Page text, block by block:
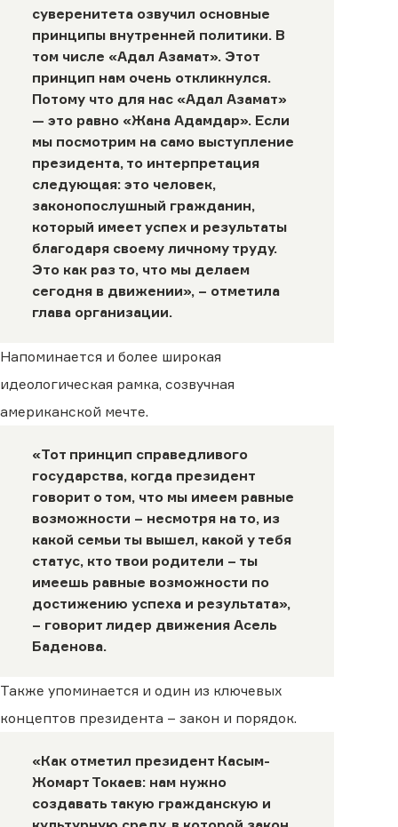
суверенитета озвучил основные
принципы внутренней политики. В
том числе «Адал Азамат». Этот
принцип нам очень откликнулся.
Потому что для нас «Адал Азамат»
— это равно «Жана Адамдар». Если
мы посмотрим на само выступление
президента, то интерпретация
следующая: это человек,
законопослушный гражданин,
который имеет успех и результаты
благодаря своему личному труду.
Это как раз то, что мы делаем
сегодня в движении», – отметила
глава организации.
Напоминается и более широкая
идеологическая рамка, созвучная
американской мечте.
«Тот принцип справедливого
государства, когда президент
говорит о том, что мы имеем равные
возможности – несмотря на то, из
какой семьи ты вышел, какой у тебя
статус, кто твои родители – ты
имеешь равные возможности по
достижению успеха и результата»,
– говорит лидер движения Асель
Баденова.
Также упоминается и один из ключевых
концептов президента – закон и порядок.
«Как отметил президент Касым-
Жомарт Токаев: нам нужно
создавать такую гражданскую и